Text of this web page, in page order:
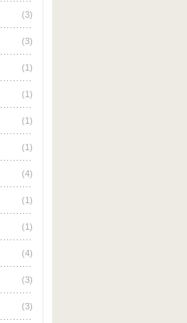
(3)
(3)
(1)
(1)
(1)
(1)
(4)
(1)
(1)
(4)
(3)
(3)